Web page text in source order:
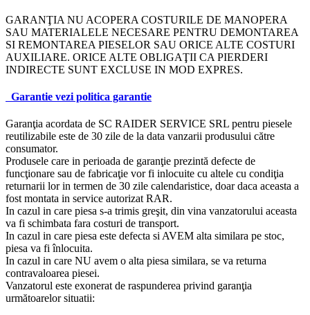
GARANŢIA NU ACOPERA COSTURILE DE MANOPERA
SAU MATERIALELE NECESARE PENTRU DEMONTAREA
SI REMONTAREA PIESELOR SAU ORICE ALTE COSTURI
AUXILIARE. ORICE ALTE OBLIGAŢII CA PIERDERI
INDIRECTE SUNT EXCLUSE IN MOD EXPRES.
Garantie vezi politica garantie
Garanţia acordata de SC RAIDER SERVICE SRL pentru piesele
reutilizabile este de 30 zile de la data vanzarii produsului către
consumator.
Produsele care in perioada de garanţie prezintă defecte de
funcţionare sau de fabricaţie vor fi inlocuite cu altele cu condiţia
returnarii lor in termen de 30 zile calendaristice, doar daca aceasta a
fost montata in service autorizat RAR.
In cazul in care piesa s-a trimis greşit, din vina vanzatorului aceasta
va fi schimbata fara costuri de transport.
In cazul in care piesa este defecta si AVEM alta similara pe stoc,
piesa va fi înlocuita.
In cazul in care NU avem o alta piesa similara, se va returna
contravaloarea piesei.
Vanzatorul este exonerat de raspunderea privind garanţia
următoarelor situatii: